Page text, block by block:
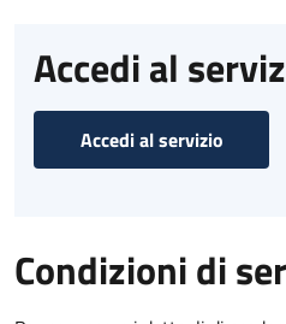
Accedi al
Accedi al servizio
Condizioni di